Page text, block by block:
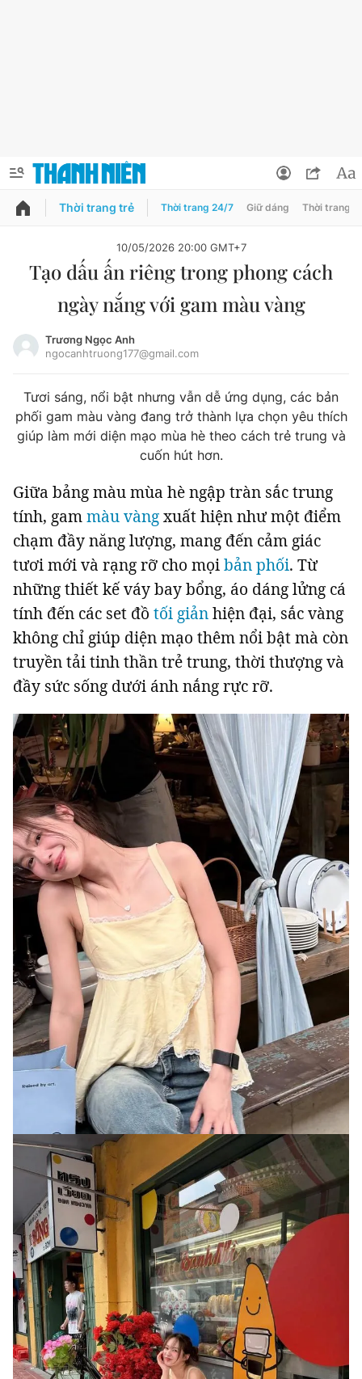
PODCAST QUẢNG CÁO
Chuyên mục
Chuyên mục khác
Chào ngày mới Tin 24h
Tin thị trường Tin 360
Video Podcasts
Magazine
Sản phẩm khác
Tiện ích Bạn cần biết
Thông tin tòa soạn Liên hệ quảng cáo
Đọc Thanh Niên trên điện thoại
Theo dõi báo trên
Hotline
0906 645 777
Liên hệ quảng cáo
0908 780 404
Đặt báo Quảng cáo Tòa soạn Chính sách bảo
Tổng biên tập: Nguyễn Ngọc Toàn
Phó tổng biên tập: Hải Thành
Ủy viên Ban biên tập - Tổng Thư ký tòa soạn: Trần Việt Hưng
Giấy phép xuất bản số 110/GP - BTTTT cấp ngày 24.3.2020
© 2003-2026 Bản quyền thuộc về Báo Thanh Niên. Cấm sao chép
dưới mọi hình thức nếu không có sự chấp thuận bằng văn bản.
Phát triển bởi ePi Technologies, JSC.
Thông tin tài khoản
Đổi mật khẩu
Tin đã lưu
Đăng xuất
Thời trang trẻ Thời trang 24/7 Giữ dáng Thời trang
10/05/2026 20:00 GMT+7
Tạo dấu ấn riêng trong phong cách
ngày nắng với gam màu vàng
Trương Ngọc Anh
ngocanhtruong177@gmail.com
Tươi sáng, nổi bật nhưng vẫn dễ ứng dụng, các bản
phối gam màu vàng đang trở thành lựa chọn yêu thích
giúp làm mới diện mạo mùa hè theo cách trẻ trung và
cuốn hút hơn.
Giữa bảng màu mùa hè ngập tràn sắc trung
tính, gammàu vàngxuất hiện như một điểm
chạm đầy năng lượng, mang đến cảm giác
tươi mới và rạng rỡ cho mọibản phối. Từ
những thiết kế váy bay bổng, áo dáng lửng cá
tính đến các set đồ tối giảnhiện đại, sắc vàng
không chỉ giúp diện mạo thêm nổi bật mà còn
truyền tải tinh thần trẻ trung, thời thượng và
đầy sức sống dưới ánh nắng rực rỡ.